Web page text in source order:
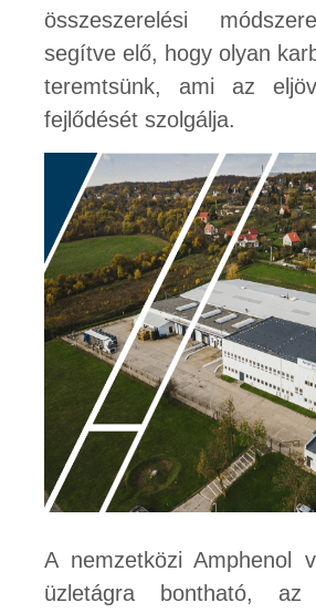
összeszerelési
segítve elő, hogy olyan
teremtsünk, ami az
fejlődését szolgálja.
A nemzetközi Amphenol
üzletágra bontható, az